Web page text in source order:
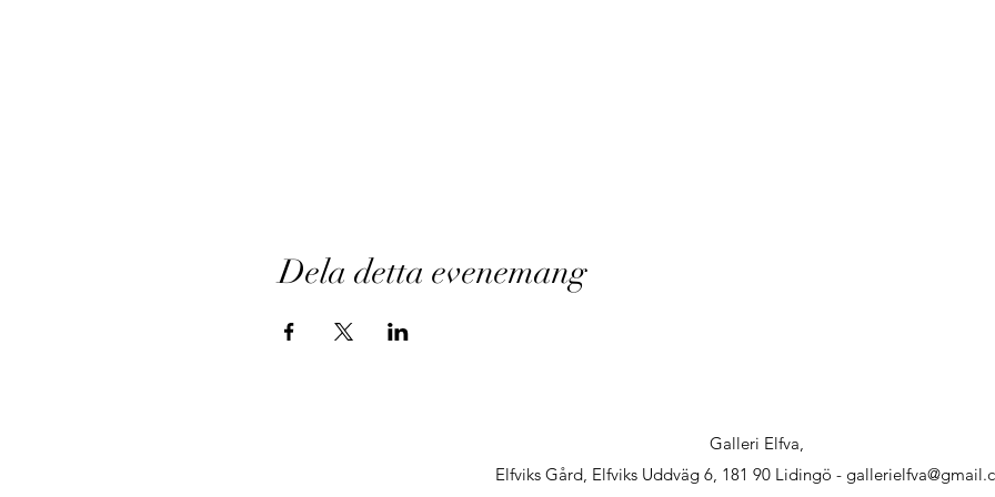
Dela detta evenemang
Galleri Elfva,
Elfviks Gård, Elfviks Uddväg 6, 181 90 Lidingö -